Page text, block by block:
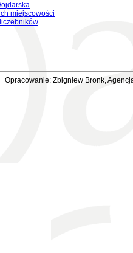
miejscowości
Opracowanie: Zbigniew Bronk,